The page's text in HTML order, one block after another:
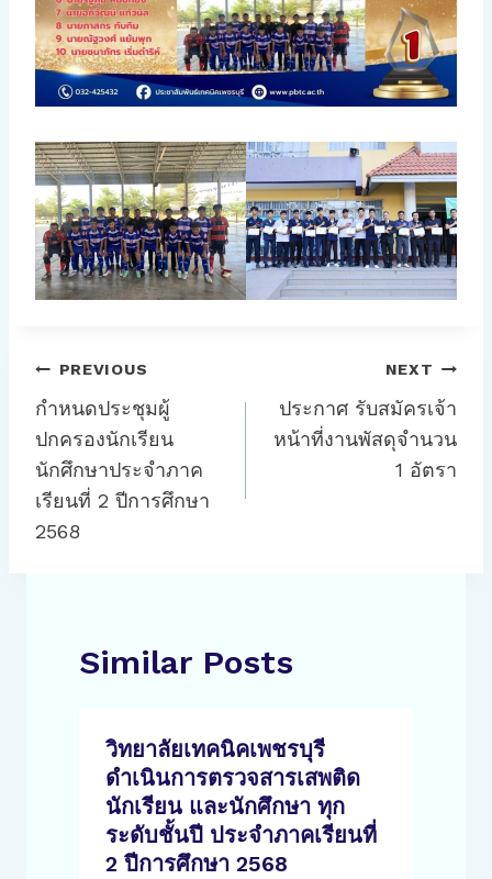
แนะแนว
เรื่อง
PREVIOUS
กำหนดประชุมผู้
ปกครองนักเรียน
นักศึกษาประจำภาค
เรียนที่ 2 ปีการศึกษา
2568
NEXT
ประกาศ รับสมัครเจ้า
หน้าที่งานพัสดุจำนวน
1 อัตรา
Similar Posts
วิทยาลัยเทคนิคเพชรบุรี
ดำเนินการตรวจสารเสพติด
นักเรียน และนักศึกษา ทุก
ระดับชั้นปี ประจำภาคเรียนที่
2 ปีการศึกษา 2568